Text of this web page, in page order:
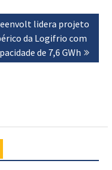
lidera projeto
da Logifrio com
de 7,6 GWh